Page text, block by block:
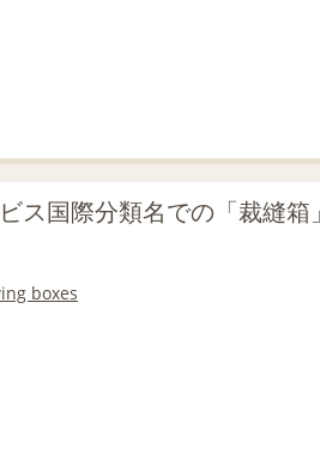
ス国際分類名での「裁縫箱
boxes